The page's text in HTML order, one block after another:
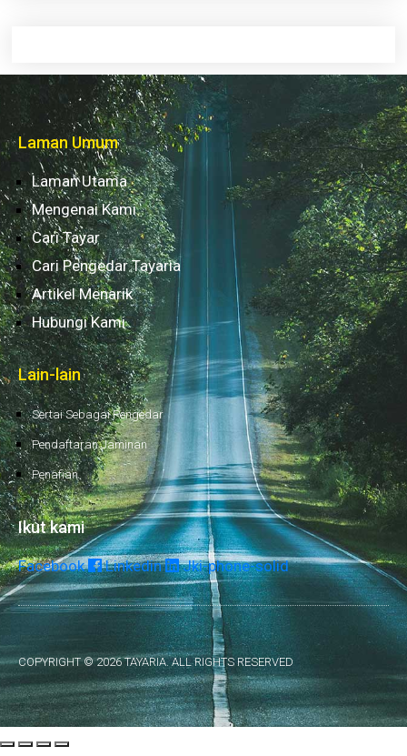
Laman Umum
Laman Utama
Mengenai Kami
Cari Tayar
Cari Pengedar Tayaria
Artikel Menarik
Hubungi Kami
Lain-lain
Sertai Sebagai Pengedar
Pendaftaran Jaminan
Penafian
Ikut kami
Facebook Linkedin Jki-phone-solid
COPYRIGHT © 2026 TAYARIA. ALL RIGHTS RESERVED